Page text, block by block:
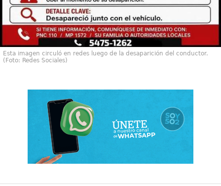
Esta imagen circuló en redes luego de la desaparición del conductor.
(Foto: Redes Sociales)